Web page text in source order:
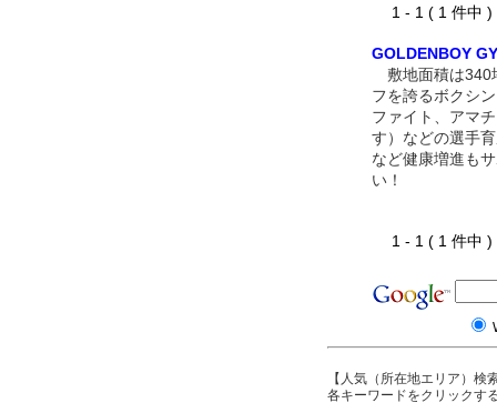
1 - 1 ( 1 件
GOLDENBOY
敷地面積は340
フを誇るボクシ
ファイト、アマ
す）などの選手
など健康増進も
い！
1 - 1 ( 1 件
【人気（所在地エリア）検
各キーワードをクリックす